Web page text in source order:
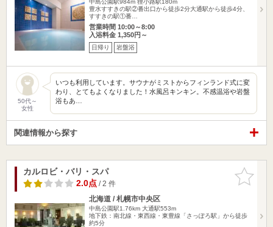
中島公園駅984m 狸小路駅180m
豊水すすきの駅②番出口から徒歩2分大通駅から徒歩4分、
すすきの駅①番…
営業時間 10:00～8:00
入浴料金 1,350円～
日帰り 岩盤浴
50代～
女性
いつも利用しています。サウナがミストからフィンランド式に変
わり、とてもよくなりました！水風呂キンキン。不感温浴や岩盤
浴もあ…
関連情報から探す
お気に入
りに追加
カルロビ・バリ・スパ
2.0点/ 2 件
北海道 / 札幌市中央区
中島公園駅1.76km 大通駅553m
地下鉄：南北線・東西線・東豊線「さっぽろ駅」から徒歩
約5分